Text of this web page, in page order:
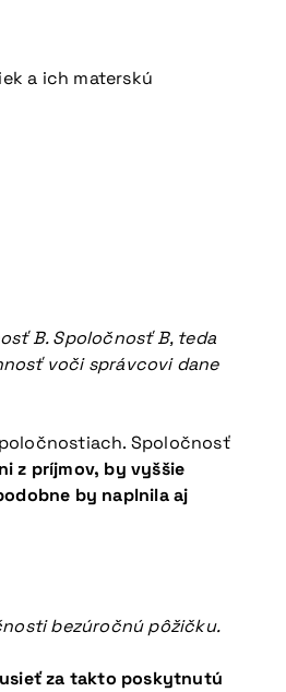
a ich materskú
B. Spoločnosť B, teda
voči správcovi dane
Spoločnosť
z príjmov, by vyššie
by naplnila aj
bezúročnú pôžičku.
za takto poskytnutú